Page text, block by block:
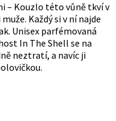
– Kouzlo této vůně tkví v
Každý si v ní najde
Unisex parfémovaná
In The Shell se na
neztratí, a navíc ji